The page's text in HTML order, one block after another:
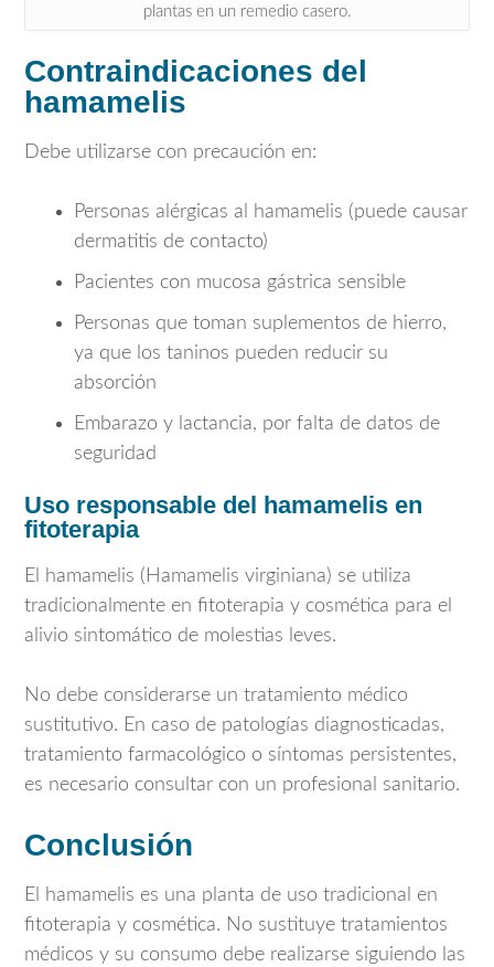
plantas en un remedio casero.
Contraindicaciones del
hamamelis
Debe utilizarse con precaución en:
Personas alérgicas al hamamelis (puede causar
dermatitis de contacto)
Pacientes con mucosa gástrica sensible
Personas que toman suplementos de hierro,
ya que los taninos pueden reducir su
absorción
Embarazo y lactancia, por falta de datos de
seguridad
Uso responsable del hamamelis en
fitoterapia
El hamamelis ( Hamamelis virginiana) se utiliza
tradicionalmente en fitoterapia y cosmética para el
alivio sintomático de molestias leves.
No debe considerarse un tratamiento médico
sustitutivo. En caso de patologías diagnosticadas,
tratamiento farmacológico o síntomas persistentes,
es necesario consultar con un profesional sanitario.
Conclusión
El hamamelis es una planta de uso tradicional en
fitoterapia y cosmética. No sustituye tratamientos
médicos y su consumo debe realizarse siguiendo las